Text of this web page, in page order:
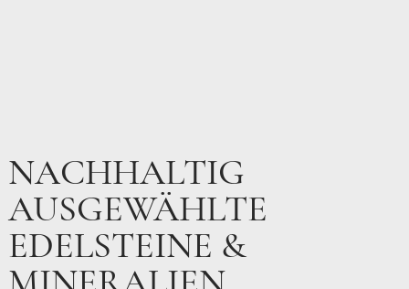
NACHHALTIG
AUSGEWÄHLTE
EDELSTEINE &